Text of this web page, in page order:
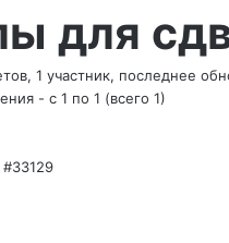
для
1 участник, последнее
- с 1 по 1 (всего 1)
#33129